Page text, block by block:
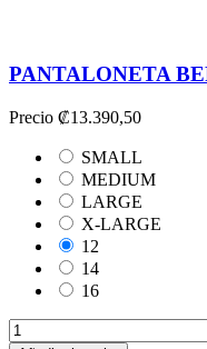
PANTALONETA
Precio ₡13.390,50
SMALL
MEDIUM
LARGE
X-LARGE
12
14
16